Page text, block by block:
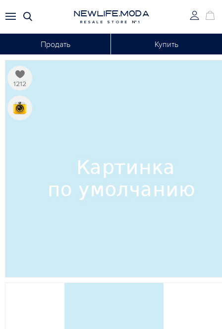
NEWLIFE.MODA
RESALE STORE №1
Продать Купить
1212